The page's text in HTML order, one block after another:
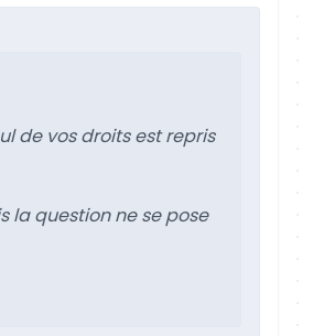
de vos droits est repris
la question ne se pose